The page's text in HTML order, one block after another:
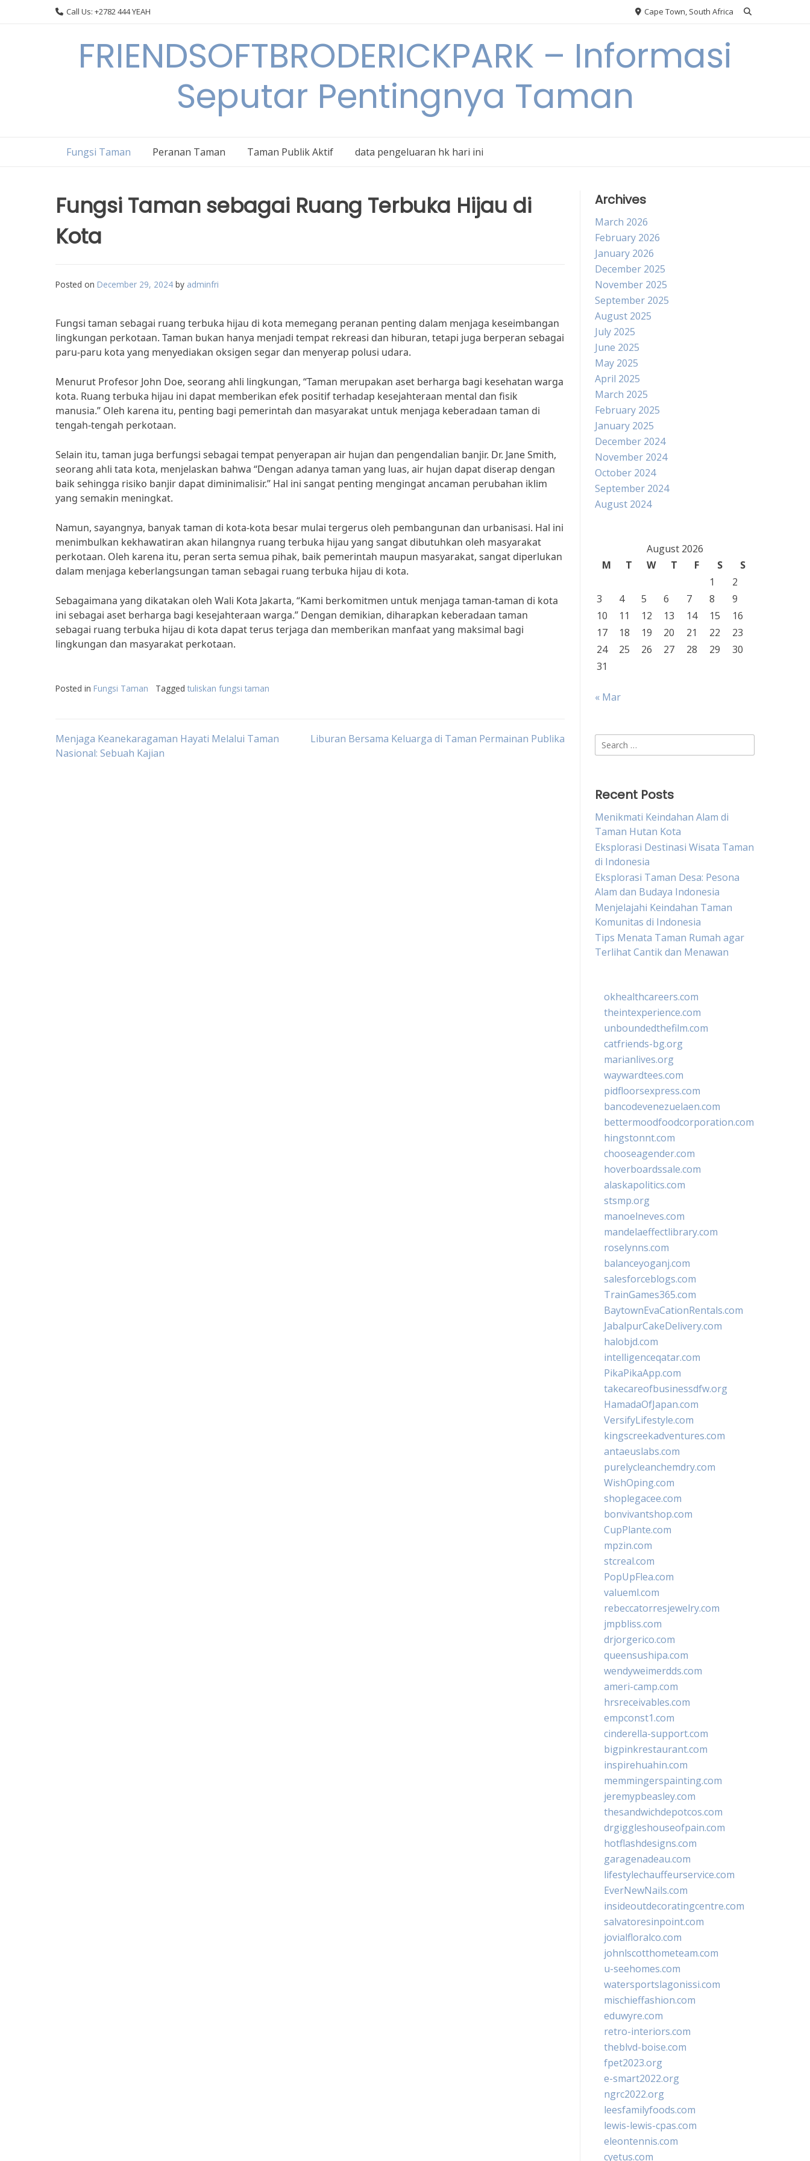
Call Us: +2782 444 YEAH Cape Town, South Africa
FRIENDSOFTBRODERICKPARK – Informasi
Seputar Pentingnya Taman
Fungsi Taman Peranan Taman Taman Publik Aktif data pengeluaran hk hari ini
Fungsi Taman sebagai Ruang Terbuka Hijau di
Kota
Posted on December 29, 2024 by adminfri
Fungsi taman sebagai ruang terbuka hijau di kota memegang peranan penting dalam menjaga keseimbangan
lingkungan perkotaan. Taman bukan hanya menjadi tempat rekreasi dan hiburan, tetapi juga berperan sebagai
paru-paru kota yang menyediakan oksigen segar dan menyerap polusi udara.
Menurut Profesor John Doe, seorang ahli lingkungan, “Taman merupakan aset berharga bagi kesehatan warga
kota. Ruang terbuka hijau ini dapat memberikan efek positif terhadap kesejahteraan mental dan fisik
manusia.” Oleh karena itu, penting bagi pemerintah dan masyarakat untuk menjaga keberadaan taman di
tengah-tengah perkotaan.
Selain itu, taman juga berfungsi sebagai tempat penyerapan air hujan dan pengendalian banjir. Dr. Jane Smith,
seorang ahli tata kota, menjelaskan bahwa “Dengan adanya taman yang luas, air hujan dapat diserap dengan
baik sehingga risiko banjir dapat diminimalisir.” Hal ini sangat penting mengingat ancaman perubahan iklim
yang semakin meningkat.
Namun, sayangnya, banyak taman di kota-kota besar mulai tergerus oleh pembangunan dan urbanisasi. Hal ini
menimbulkan kekhawatiran akan hilangnya ruang terbuka hijau yang sangat dibutuhkan oleh masyarakat
perkotaan. Oleh karena itu, peran serta semua pihak, baik pemerintah maupun masyarakat, sangat diperlukan
dalam menjaga keberlangsungan taman sebagai ruang terbuka hijau di kota.
Sebagaimana yang dikatakan oleh Wali Kota Jakarta, “Kami berkomitmen untuk menjaga taman-taman di kota
ini sebagai aset berharga bagi kesejahteraan warga.” Dengan demikian, diharapkan keberadaan taman
sebagai ruang terbuka hijau di kota dapat terus terjaga dan memberikan manfaat yang maksimal bagi
lingkungan dan masyarakat perkotaan.
Posted in Fungsi Taman Tagged tuliskan fungsi taman
Post
Menjaga Keanekaragaman Hayati Melalui Taman
Nasional: Sebuah Kajian
Liburan Bersama Keluarga di Taman Permainan Publika
Archives
March 2026
February 2026
January 2026
December 2025
November 2025
September 2025
August 2025
July 2025
June 2025
May 2025
April 2025
March 2025
February 2025
January 2025
December 2024
November 2024
October 2024
September 2024
August 2024
August 2026
M
T W T F S
S
1
2
3
4 5 6 7 8
9
10
11 12 13 14 15
16
17
18 19 20 21 22
23
24
25 26 27 28 29
30
31
« Mar
Search
for:
Recent Posts
Menikmati Keindahan Alam di
Taman Hutan Kota
Eksplorasi Destinasi Wisata Taman
di Indonesia
Eksplorasi Taman Desa: Pesona
Alam dan Budaya Indonesia
Menjelajahi Keindahan Taman
Komunitas di Indonesia
Tips Menata Taman Rumah agar
Terlihat Cantik dan Menawan
okhealthcareers.com
theintexperience.com
unboundedthefilm.com
catfriends-bg.org
marianlives.org
waywardtees.com
pidfloorsexpress.com
bancodevenezuelaen.com
bettermoodfoodcorporation.com
hingstonnt.com
chooseagender.com
hoverboardssale.com
alaskapolitics.com
stsmp.org
manoelneves.com
mandelaeffectlibrary.com
roselynns.com
balanceyoganj.com
salesforceblogs.com
TrainGames365.com
BaytownEvaCationRentals.com
JabalpurCakeDelivery.com
halobjd.com
intelligenceqatar.com
PikaPikaApp.com
takecareofbusinessdfw.org
HamadaOfJapan.com
VersifyLifestyle.com
kingscreekadventures.com
antaeuslabs.com
purelycleanchemdry.com
WishOping.com
shoplegacee.com
bonvivantshop.com
CupPlante.com
mpzin.com
stcreal.com
PopUpFlea.com
valueml.com
rebeccatorresjewelry.com
jmpbliss.com
drjorgerico.com
queensushipa.com
wendyweimerdds.com
ameri-camp.com
hrsreceivables.com
empconst1.com
cinderella-support.com
bigpinkrestaurant.com
inspirehuahin.com
memmingerspainting.com
jeremypbeasley.com
thesandwichdepotcos.com
drgiggleshouseofpain.com
hotflashdesigns.com
garagenadeau.com
lifestylechauffeurservice.com
EverNewNails.com
insideoutdecoratingcentre.com
salvatoresinpoint.com
jovialfloralco.com
johnlscotthometeam.com
u-seehomes.com
watersportslagonissi.com
mischieffashion.com
eduwyre.com
retro-interiors.com
theblvd-boise.com
fpet2023.org
e-smart2022.org
ngrc2022.org
leesfamilyfoods.com
lewis-lewis-cpas.com
eleontennis.com
cyetus.com